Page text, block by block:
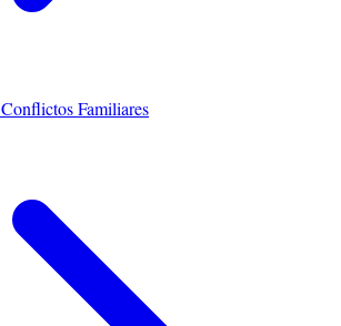
Conflictos Familiares